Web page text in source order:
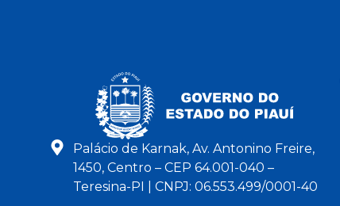
Palácio de Karnak, Av. Antonino Freire,
1450, Centro – CEP 64.001-040 –
Teresina-PI | CNPJ: 06.553.499/0001-40